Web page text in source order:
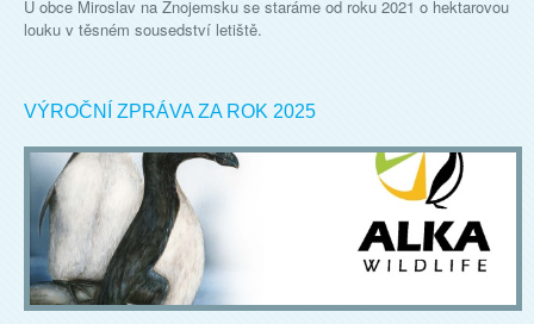
U obce Miroslav na Znojemsku se staráme od roku 2021 o hektarovou
louku v těsném sousedství letiště.
VÝROČNÍ ZPRÁVA ZA ROK 2025